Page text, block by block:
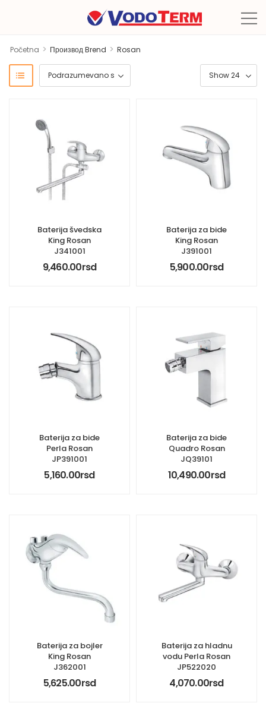
Početna > Производ Brend > Rosan
Baterija švedska
King Rosan
J341001
9,460.00rsd
Baterija za bide
King Rosan
J391001
5,900.00rsd
Baterija za bide
Perla Rosan
JP391001
5,160.00rsd
Baterija za bide
Quadro Rosan
JQ39101
10,490.00rsd
Baterija za bojler
King Rosan
J362001
5,625.00rsd
Baterija za hladnu
vodu Perla Rosan
JP522020
4,070.00rsd